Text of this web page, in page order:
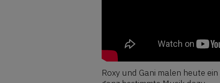
Roxy und Gani malen heute